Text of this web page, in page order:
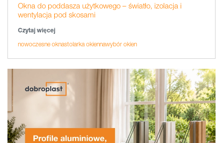
Okna do poddasza użytkowego – światło, izolacja i
wentylacja pod skosami
Czytaj więcej
nowoczesne oknastolarka okiennawybór okien